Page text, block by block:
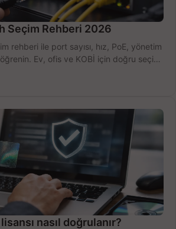
Seçim Rehberi 2026
rehberi ile port sayısı, hız, PoE, yönetim
Ev, ofis ve KOBİ için doğru seçimi
nasıl doğrulanır?